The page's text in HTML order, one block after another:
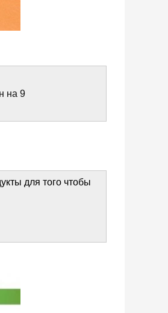
на 9
для того чтобы